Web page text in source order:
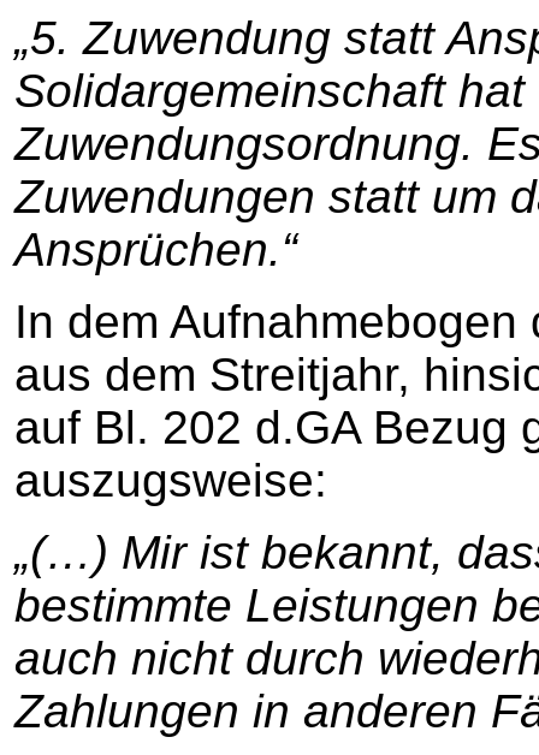
„5. Zuwendung statt
Solidargemeinschaft
Zuwendungsordnung.
Zuwendungen statt um
Ansprüchen.“
In dem
aus dem Streitjahr,
auf Bl. 202 d.GA Bezug
auszugsweise:
„(…) Mir ist bekannt,
bestimmte Leistungen
auch nicht durch
Zahlungen in anderen